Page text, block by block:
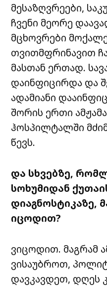
მესაზღვრეები,
ჩვენი მეორე
მცხოვრები
თვითმფრინავით
მასთან ერთად.
დაინფიცირდა და
ადამიანი
შორის ერთი
ჰოსპილტალში
წევს.
და სხვებზე,
სოხუმიდან
დიაგნოსტიკაზე,
იცოდით?
ვიცოდით. მაგრამ
ვისაუბროთ,
დავკავდეთ, დღეს